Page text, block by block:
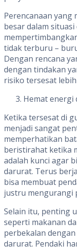
Perencanaan yang
besar dalam
tidak terburu –
Dengan rencana
dengan tindakan
risiko tersesat
Hemat energi
Ketika tersesat di
menjadi sangat
memperhatikan
beristirahat ketika
adalah kunci agar
darurat. Terus
bisa membuat
justru mengurangi
Selain itu, penting
seperti makanan
perbekalan
darurat. Pendaki